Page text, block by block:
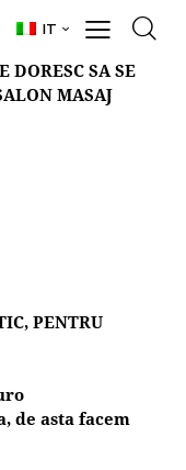
IT
DORESC SA SE
MASAJ
PENTRU
de asta facem